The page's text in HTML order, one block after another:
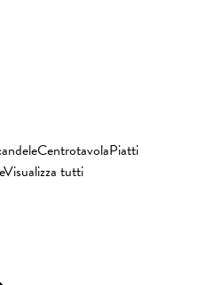
CentrotavolaPiatti
Visualizza tutti